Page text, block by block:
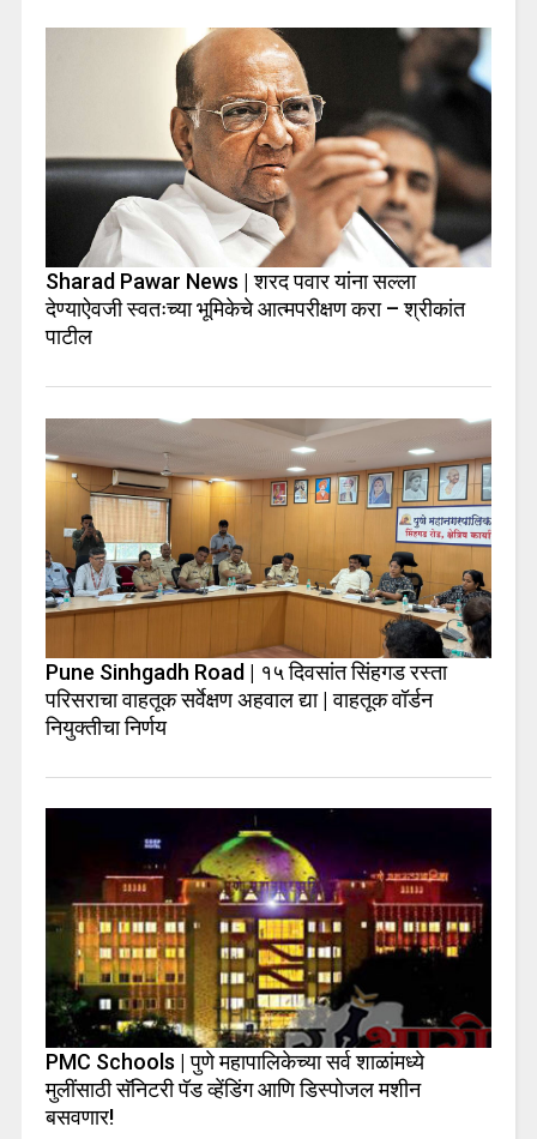
Sharad Pawar News | शरद पवार यांना सल्ला
देण्याऐवजी स्वतःच्या भूमिकेचे आत्मपरीक्षण करा – श्रीकांत
पाटील
Pune Sinhgadh Road | १५ दिवसांत सिंहगड रस्ता
परिसराचा वाहतूक सर्वेक्षण अहवाल द्या | वाहतूक वॉर्डन
नियुक्तीचा निर्णय
PMC Schools | पुणे महापालिकेच्या सर्व शाळांमध्ये
मुलींसाठी सॅनिटरी पॅड व्हेंडिंग आणि डिस्पोजल मशीन
बसवणार!